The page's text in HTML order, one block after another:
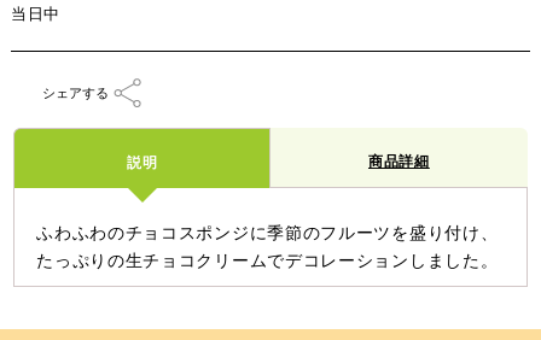
当日中
シェアする
説明 商品詳細
ふわふわのチョコスポンジに季節のフルーツを盛り付け、
たっぷりの生チョコクリームでデコレーションしました。